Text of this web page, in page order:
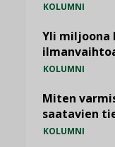
KOLUMNI
Yli miljoona
KOLUMNI
Miten
saatavien
KOLUMNI